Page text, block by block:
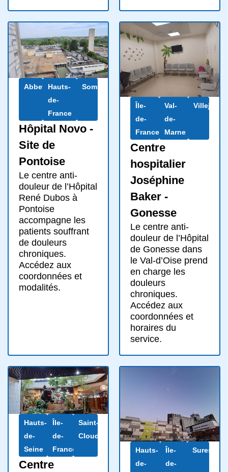
AbbevilleHauts-
de-
France
Somme
Hôpital Novo -
Site de
Pontoise
Le centre anti-
douleur de l’Hôpital
René Dubos à
Pontoise
accompagne les
patients souffrant
de douleurs
chroniques.
Accédez aux
coordonnées et
modalités.
Île-
de-
France
Val-
de-
Marne
Villejuif
Centre
hospitalier
Joséphine
Baker -
Gonesse
Le centre anti-
douleur de l’Hôpital
de Gonesse dans
le Val-d’Oise prend
en charge les
douleurs
chroniques.
Accédez aux
coordonnées et
horaires du
service.
Hauts-
de-
Seine
Île-
de-
France
Saint-
Cloud
Centre
Hauts-
de-
Île-
de-
Suresnes